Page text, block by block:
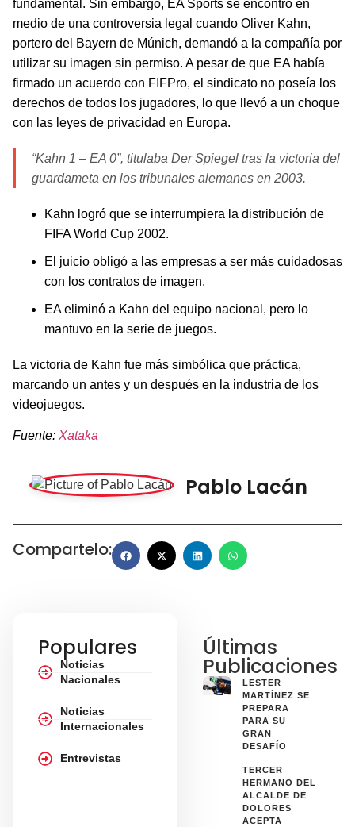
fundamental. Sin embargo, EA Sports se encontró en
medio de una controversia legal cuando Oliver Kahn,
portero del Bayern de Múnich, demandó a la compañía por
utilizar su imagen sin permiso. A pesar de que EA había
firmado un acuerdo con FIFPro, el sindicato no poseía los
derechos de todos los jugadores, lo que llevó a un choque
con las leyes de privacidad en Europa.
“Kahn 1 – EA 0”, titulaba Der Spiegel tras la victoria del
guardameta en los tribunales alemanes en 2003.
Kahn logró que se interrumpiera la distribución de
FIFA World Cup 2002.
El juicio obligó a las empresas a ser más cuidadosas
con los contratos de imagen.
EA eliminó a Kahn del equipo nacional, pero lo
mantuvo en la serie de juegos.
La victoria de Kahn fue más simbólica que práctica,
marcando un antes y un después en la industria de los
videojuegos.
Fuente: Xataka
Pablo Lacán
Compartelo:
Populares
Noticias
Nacionales
Noticias
Internacionales
Entrevistas
Últimas
Publicaciones
LESTER
MARTÍNEZ SE
PREPARA
PARA SU
GRAN
DESAFÍO
TERCER
HERMANO DEL
ALCALDE DE
DOLORES
ACEPTA